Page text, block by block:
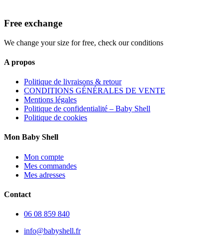
Free exchange
We change your size for free, check our conditions
A propos
Politique de livraisons & retour
CONDITIONS GÉNÉRALES DE VENTE
Mentions légales
Politique de confidentialité – Baby Shell
Politique de cookies
Mon Baby Shell
Mon compte
Mes commandes
Mes adresses
Contact
06 08 859 840
info@babyshell.fr